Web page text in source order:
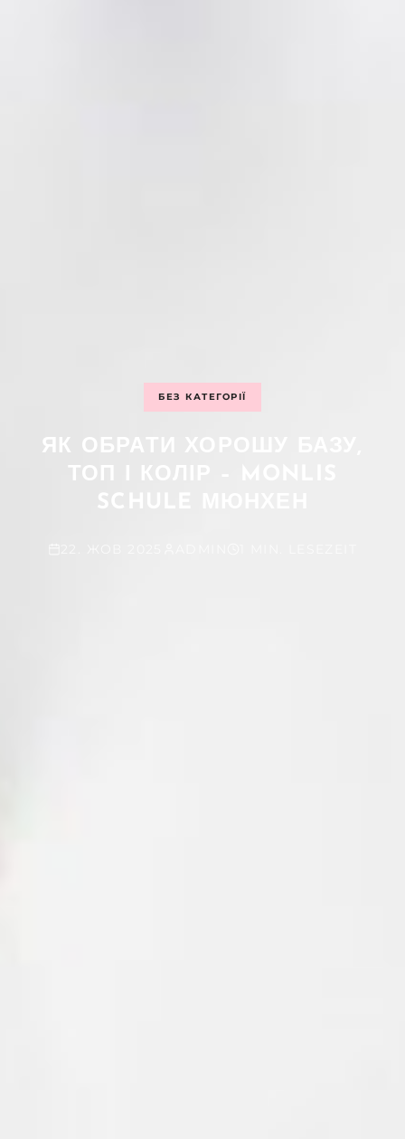
БЕЗ КАТЕГОРІЇ
ЯК ОБРАТИ ХОРОШУ БАЗУ,
ТОП І КОЛІР – MONLIS